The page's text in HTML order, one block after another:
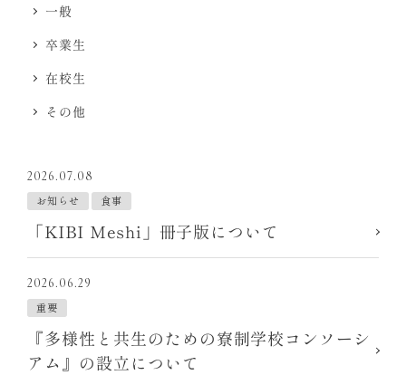
一般
卒業生
在校生
その他
2026.07.08
お知らせ 食事
「KIBI Meshi」冊子版について
2026.06.29
重要
『多様性と共生のための寮制学校コンソーシ
アム』の設立について